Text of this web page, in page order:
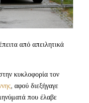
από απειλητικά
κυκλοφορία τον
, αφού διεξήγαγε
που έλαβε